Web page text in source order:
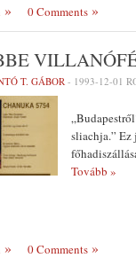
0 Comments
T. GÁBOR- 1993-12-01
sliachja.”
Tovább »
0 Comments